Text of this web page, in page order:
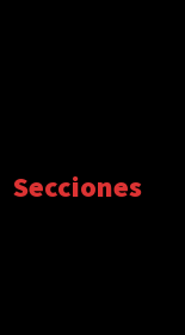
Secciones